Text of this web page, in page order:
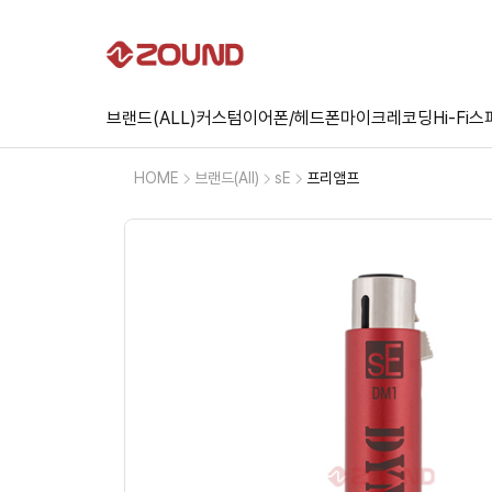
브랜드(ALL)커스텀이어폰/헤드폰마이크레코딩Hi-Fi스
HOME 브랜드(All) sE 프리앰프